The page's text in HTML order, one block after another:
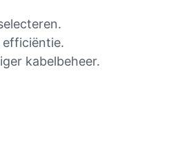
efficiëntie.
kabelbeheer.